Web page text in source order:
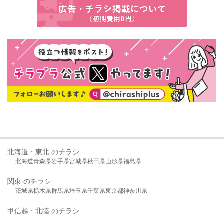
北海道・東北 のチラシ
北海道青森県岩手県宮城県秋田県山形県福島県
関東 のチラシ
茨城県栃木県群馬県埼玉県千葉県東京都神奈川県
甲信越・北陸 のチラシ